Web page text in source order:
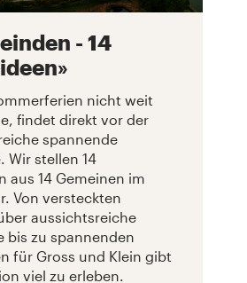
- 14
nicht weit
findet direkt vor der
spannende
Wir stellen 14
aus 14 Gemeinen im
Von versteckten
aussichtsreiche
bis zu spannenden
für Gross und Klein gibt
viel zu erleben.